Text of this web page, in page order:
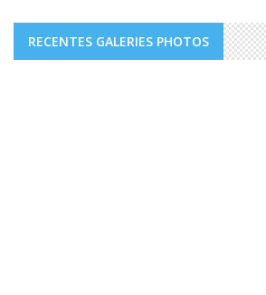
RECENTES GALERIES PHOTOS